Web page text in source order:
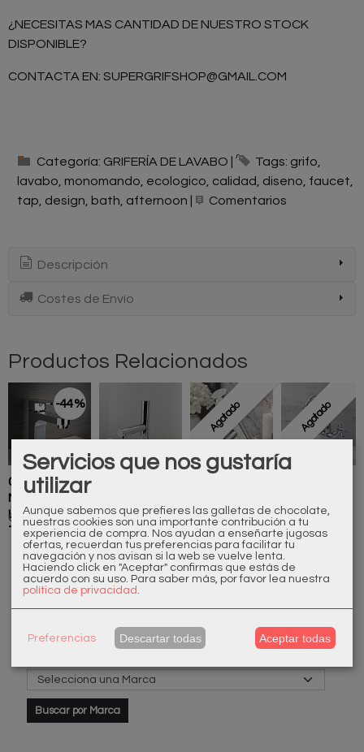
¿NECESITAS MAS CANTIDAD DE NUESTRO STOCK
DISPONIBLE?
CONTACTA EN: SUPERGRIFSHOP@GMAIL.COM
Categoría: GRIFERÍA DE LAVABO Tags: grifo
lavabo monomando ecologico calidad diseno faucet
tap design bath afternoon Comentarios
Descripción
Costes de Envío
Productos Relacionados
-44 %
006106110
Monomando
Lavabo
Tempo
60,98 €108,90 €
Lavabo
Afternoon
169,40 €
Agotado
Lavabo
After...
163,35 €
Agotado
Lavabo
Época
193,60 €
Servicios que nos gustaría
utilizar
Aunque sabemos que prefieres las galletas de chocolate,
nuestras cookies son una importante contribución a tu
experiencia de compra. Nos ayudan a enseñarte jugosas
ofertas, recuerdan tus preferencias para facilitar tu
navegación y nos avisan si la web se vuelve lenta.
Haciendo click en "Aceptar" confirmas que estás de
acuerdo con su uso. Para saber más, por favor lea nuestra
política de privacidad .
Preferencias Descartar todas Aceptar todas